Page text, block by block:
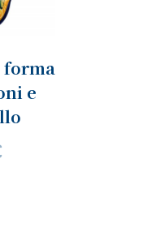
forma
e